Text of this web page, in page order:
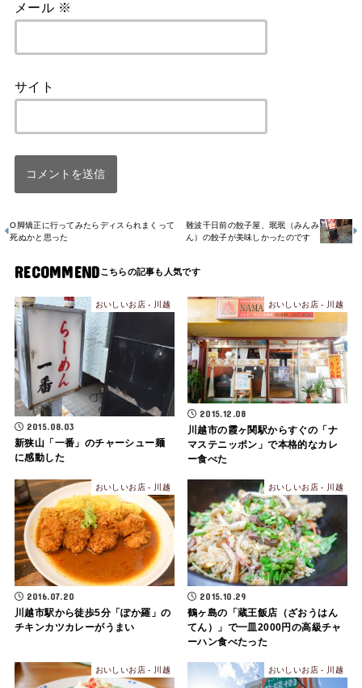
メール ※
サイト
O脚矯正に行ってみたらディスられまくって
死ぬかと思った
難波千日前の餃子屋、珉珉（みんみ
ん）の餃子が美味しかったのです
RECOMMEND
おいしいお店 - 川越
2015.08.03
新狭山「一番」のチャーシュー麺
に感動した
おいしいお店 - 川越
2015.12.08
川越市の霞ヶ関駅からすぐの「ナ
マステニッポン」で本格的なカレ
ー食べた
おいしいお店 - 川越
2016.07.20
川越市駅から徒歩5分「ぽか羅」の
チキンカツカレーがうまい
おいしいお店 - 川越
2015.10.29
鶴ヶ島の「蔵王飯店（ざおうはん
てん）」で一皿2000円の高級チャ
ーハン食べたった
おいしいお店 - 川越 おいしいお店 - 川越